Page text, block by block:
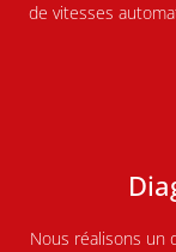
de vitesses
Nous réalisons un